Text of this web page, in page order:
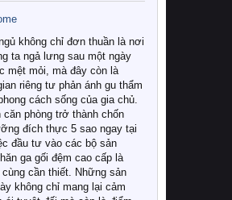
không chỉ đơn thuần là nơi
ta ngả lưng sau một ngày
mệt mỏi, mà đây còn là
riêng tư phản ánh gu thẩm
cách sống của gia chủ.
căn phòng trở thành chốn
đích thực 5 sao ngay tại
đầu tư vào các bộ sản
ga gối đệm cao cấp là
cùng cần thiết. Những sản
không chỉ mang lại cảm